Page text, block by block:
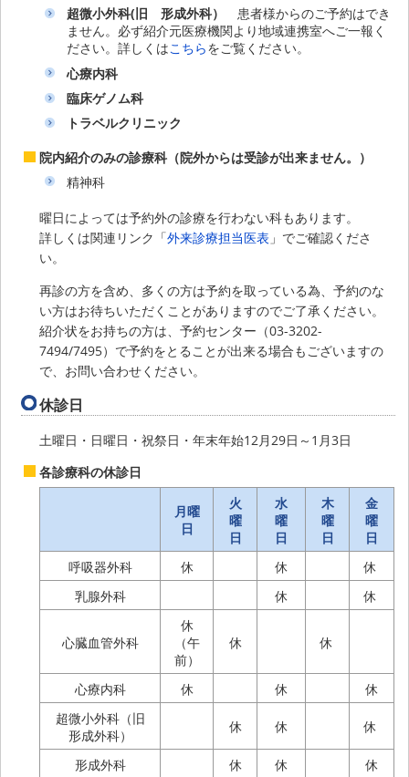
超微小外科(旧 形成外科）
患者様からのご予約はでき
ません。必ず紹介元医療機関より地域連携室へご一報く
ださい。詳しくはこちらをご覧ください。
心療内科
臨床ゲノム科
トラベルクリニック
院内紹介のみの診療科（院外からは受診が出来ません。）
精神科
曜日によっては予約外の診療を行わない科もあります。
詳しくは関連リンク「外来診療担当医表 」でご確認くださ
い。
再診の方を含め、多くの方は予約を取っている為、予約のな
い方はお待ちいただくことがありますのでご了承ください。
紹介状をお持ちの方は、予約センター（03-3202-
7494/7495）で予約をとることが出来る場合もございますの
で、お問い合わせください。
休診日
土曜日・日曜日・祝祭日・年末年始12月29日～1月3日
各診療科の休診日
月曜
日
火
曜
日
水
曜
日
木
曜
日
金
曜
日
呼吸器外科
休 休
休
乳腺外科
休 休
心臓血管外科
休
（午
前）
休 休
心療内科 休 休
休
超微小外科（旧
形成外科）
休 休 休
形成外科 休 休 休